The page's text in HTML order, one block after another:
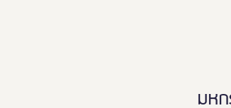
มหก